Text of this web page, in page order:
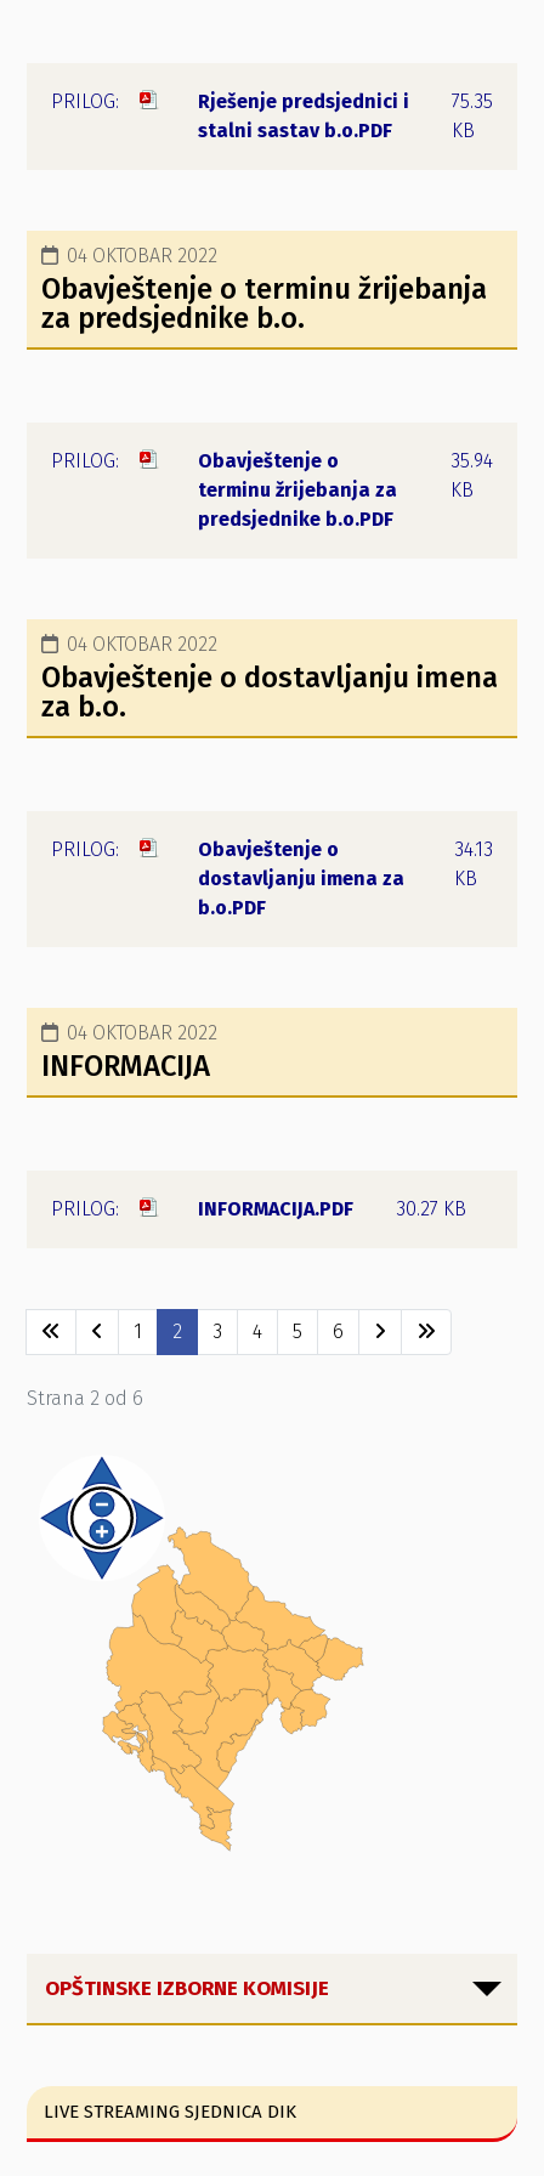
Rješenje predsjednici i
stalni sastav b.o.PDF
75.35
KB
04 OKTOBAR 2022
Obavještenje o terminu žrijebanja
za predsjednike b.o.
Obavještenje o
terminu žrijebanja za
predsjednike b.o.PDF
35.94
KB
04 OKTOBAR 2022
Obavještenje o dostavljanju imena
za b.o.
Obavještenje o
dostavljanju imena za
b.o.PDF
34.13
KB
04 OKTOBAR 2022
INFORMACIJA
INFORMACIJA.PDF 30.27 KB
1 2 3 4 5 6
Strana 2 od 6
OPŠTINSKE IZBORNE KOMISIJE
LIVE STREAMING SJEDNICA DIK